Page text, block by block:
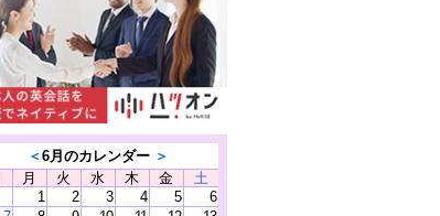
＜6月のカレンダー ＞
月 火 水 木 金
土
1
2 3 4 5
6